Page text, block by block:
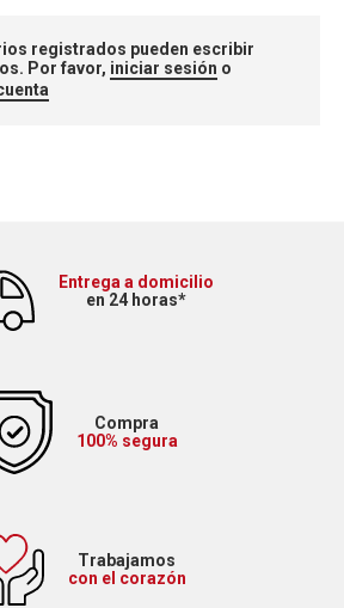
registrados pueden escribir
Por favor, iniciar sesión o
Entrega a domicilio
en 24 horas*
Compra
100% segura
Trabajamos
con el corazón